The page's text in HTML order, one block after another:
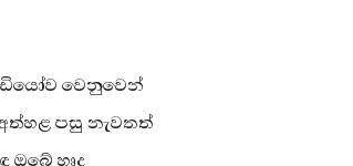
වෙනුවෙන්
පසු නැවතත්
හෘද